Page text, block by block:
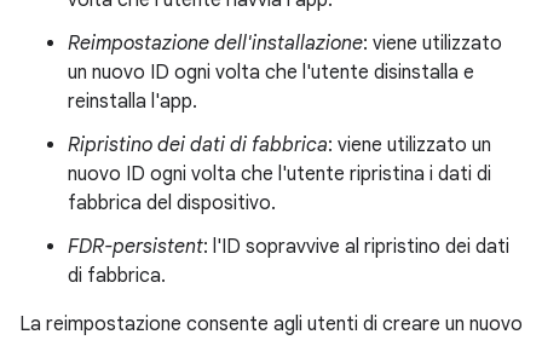
Reimpostazione dell'installazione: viene utilizzato
un nuovo ID ogni volta che l'utente disinstalla e
reinstalla l'app.
Ripristino dei dati di fabbrica: viene utilizzato un
nuovo ID ogni volta che l'utente ripristina i dati di
fabbrica del dispositivo.
FDR-persistent: l'ID sopravvive al ripristino dei dati
di fabbrica.
La reimpostazione consente agli utenti di creare un nuovo